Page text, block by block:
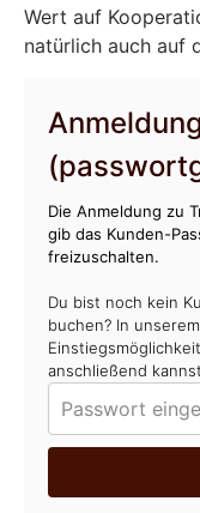
Wert auf
natürlich auch auf
Die Anmeldung zu
gib das Kunden-
freizuschalten.
Du bist noch kein
buchen? In unserem
anschließend